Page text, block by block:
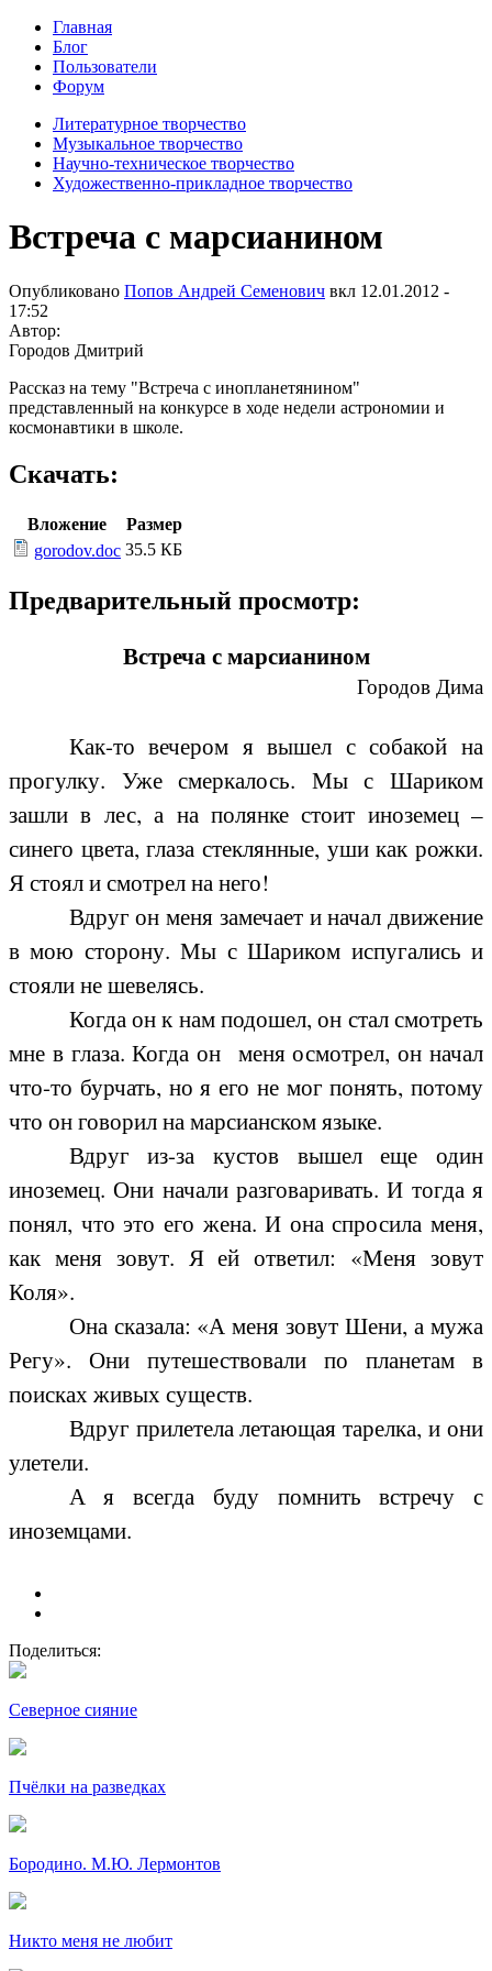
Главная
Блог
Пользователи
Форум
Литературное творчество
Музыкальное творчество
Научно-техническое творчество
Художественно-прикладное творчество
Встреча с марсианином
Опубликовано Попов Андрей Семенович вкл 12.01.2012 -
17:52
Автор:
Городов Дмитрий
Рассказ на тему "Встреча с инопланетянином"
представленный на конкурсе в ходе недели астрономии и
космонавтики в школе.
Скачать:
Вложение
Размер
gorodov.doc 35.5 КБ
Предварительный просмотр:
Встреча с марсианином
Городов Дима
Как-то вечером я вышел с собакой на
прогулку. Уже смеркалось. Мы с Шариком
зашли в лес, а на полянке стоит иноземец –
синего цвета, глаза стеклянные, уши как рожки.
Я стоял и смотрел на него!
Вдруг он меня замечает и начал движение
в мою сторону. Мы с Шариком испугались и
стояли не шевелясь.
Когда он к нам подошел, он стал смотреть
мне в глаза. Когда он меня осмотрел, он начал
что-то бурчать, но я его не мог понять, потому
что он говорил на марсианском языке.
Вдруг из-за кустов вышел еще один
иноземец. Они начали разговаривать. И тогда я
понял, что это его жена. И она спросила меня,
как меня зовут. Я ей ответил: «Меня зовут
Коля».
Она сказала: «А меня зовут Шени, а мужа
Регу». Они путешествовали по планетам в
поисках живых существ.
Вдруг прилетела летающая тарелка, и они
улетели.
А я всегда буду помнить встречу с
иноземцами.
Поделиться:
Северное сияние
Пчёлки на разведках
Бородино. М.Ю. Лермонтов
Никто меня не любит